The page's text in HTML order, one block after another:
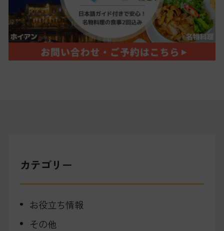
カテゴリー
お役立ち情報
その他